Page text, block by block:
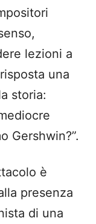
lezioni a
una
storia:
Gershwin?”.
è
presenza
di una